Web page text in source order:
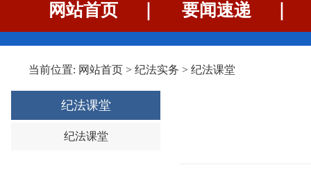
网站首页 要闻速递
当前位置: 网站首页 > 纪法实务 > 纪法课堂
纪法课堂
纪法课堂